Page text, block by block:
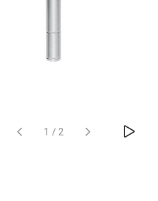
1 / 2